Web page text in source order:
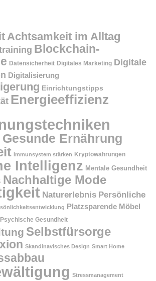
Achtsamkeit im Alltag
Blockchain-
Datensicherheit Digitales Marketing Digitale
Digitalisierung
Einrichtungstipps
Energieeffizienz
Gesunde Ernährung
Immunsystem stärken Kryptowährungen
Intelligenz Mentale Gesundheit
Nachhaltige Mode
Naturerlebnis Persönliche
Platzsparende Möbel
Psychische Gesundheit
Selbstfürsorge
Skandinavisches Design Smart Home
Stressmanagement